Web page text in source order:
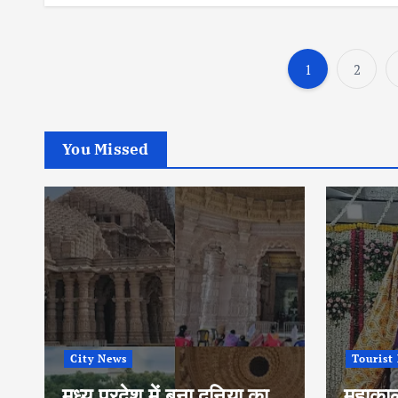
1 2
You Missed
City News Tourist